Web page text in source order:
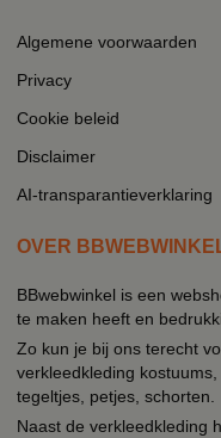
Algemene voorwaarden
Privacy
Cookie beleid
Disclaimer
AI-transparantieverklaring
OVER
BBwebwinkel is een
te maken heeft en
Zo kun je bij ons terecht
verkleedkleding
tegeltjes, petjes, schorten.
Naast de verkleedkleding